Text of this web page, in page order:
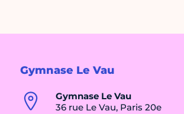
Gymnase Le Vau
Gymnase Le Vau
36 rue Le Vau, Paris 20e